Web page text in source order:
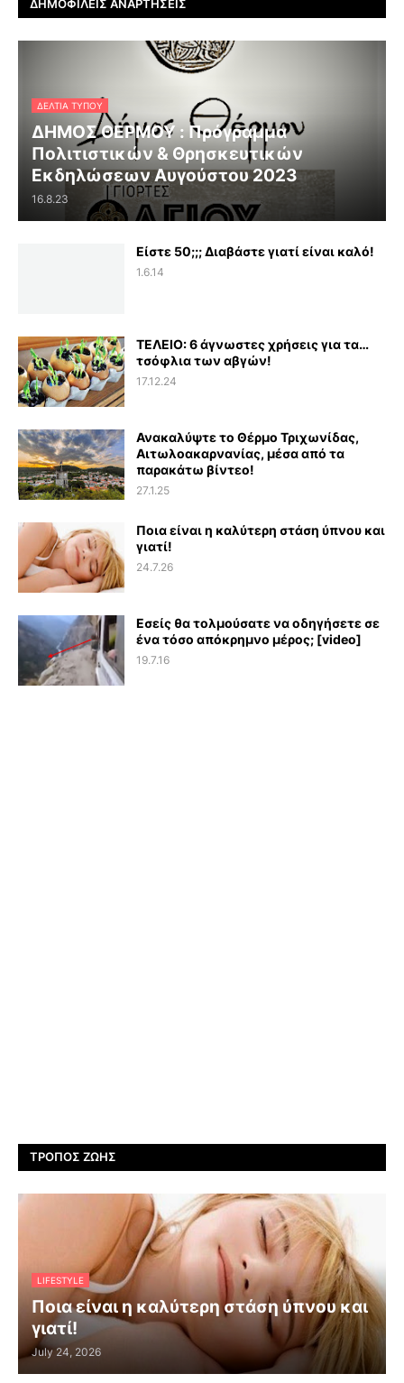
ΔΗΜΟΦΙΛΕΊΣ ΑΝΑΡΤΉΣΕΙΣ
ΔΕΛΤΊΑ ΤΎΠΟΥ
ΔΗΜΟΣ ΘΕΡΜΟΥ : Πρόγραμμα
Πολιτιστικών & Θρησκευτικών
Εκδηλώσεων Αυγούστου 2023
16.8.23
Είστε 50;;; Διαβάστε γιατί είναι καλό!
1.6.14
ΤΕΛΕΙΟ: 6 άγνωστες χρήσεις για τα…
τσόφλια των αβγών!
17.12.24
Ανακαλύψτε το Θέρμο Τριχωνίδας,
Αιτωλοακαρνανίας, μέσα από τα
παρακάτω βίντεο!
27.1.25
Ποια είναι η καλύτερη στάση ύπνου και
γιατί!
24.7.26
Εσείς θα τολμούσατε να οδηγήσετε σε
ένα τόσο απόκρημνο μέρος; [video]
19.7.16
ΤΡΌΠΟΣ ΖΩΉΣ
LIFESTYLE
Ποια είναι η καλύτερη στάση ύπνου και
γιατί!
July 24, 2026